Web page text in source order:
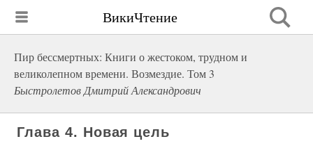
ВикиЧтение
Пир бессмертных: Книги о жестоком, трудном и
великолепном времени. Возмездие. Том 3
Быстролетов Дмитрий Александрович
Глава 4. Новая цель